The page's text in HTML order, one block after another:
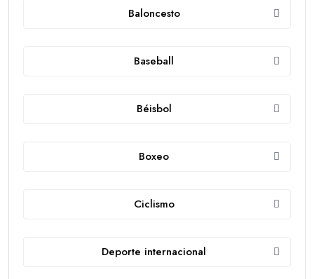
Baloncesto
Baseball
Béisbol
Boxeo
Ciclismo
Deporte internacional